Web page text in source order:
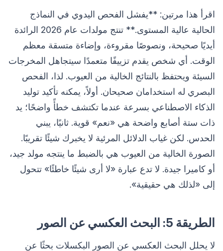
اقرأ هذا مرتين: **يفشل الفحص اليدوي في النماذج
الحالية عالية المستوى.** تنتج مولدات عام 2026 الرائدة
أيديًا صحيحة، ونصوصًا مقروءة، وإضاءة متسقة معظم
الوقت. أي شخص يقدم تزييفًا متعمدًا سيتجاهل المخرجات
السيئة ويحتفظ بالنتائج الخالية من العيوب. لذا، الفحص
البصري له استخدامان صحيحان. أولاً، يمكنه تأكيد توليد
الذكاء الاصطناعي بسرعة عندما تكتشف خطأً واضحًا؛ يد
ذات ستة أصابع واضحة هي «نعم» قوية. ثانيًا، يبني
الحدس. لكن غياب الدلائل المرئية لا يخبرك شيئًا تقريبًا.
الصورة الخالية من العيوب هي بالضبط ما ينتجه مولد جيد،
أو كاميرا جيدة. لا تدع عبارة «لا أرى شيئًا خاطئًا» تتحول
إلى «لذلك هي حقيقية».
الطريقة 5: البحث العكسي عن الصور
لا يحلل البحث العكسي عن الصور البكسلات بحثًا عن